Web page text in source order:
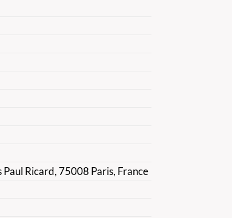
Ricard, 75008 Paris, France